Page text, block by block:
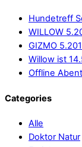
Hundetreff
WILLOW
GIZMO
Willow ist
Offline
Categories
Alle
Doktor Natur